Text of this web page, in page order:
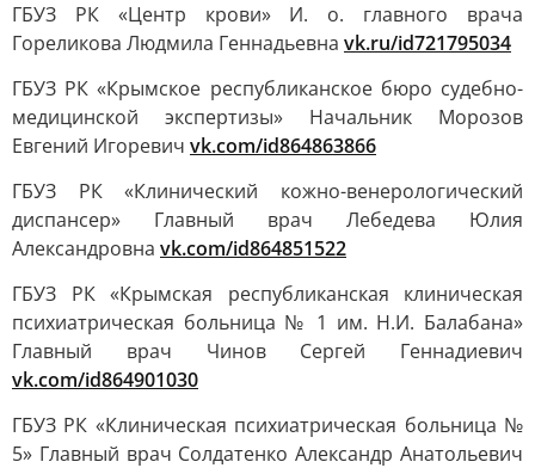
ГБУЗ РК «Центр крови» И. о. главного врача
Гореликова Людмила Геннадьевна vk.ru/id721795034
ГБУЗ РК «Крымское республиканское бюро судебно-
медицинской экспертизы» Начальник Морозов
Евгений Игоревич vk.com/id864863866
ГБУЗ РК «Клинический кожно-венерологический
диспансер» Главный врач Лебедева Юлия
Александровна vk.com/id864851522
ГБУЗ РК «Крымская республиканская клиническая
психиатрическая больница № 1 им. Н.И. Балабана»
Главный врач Чинов Сергей Геннадиевич
vk.com/id864901030
ГБУЗ РК «Клиническая психиатрическая больница №
5» Главный врач Солдатенко Александр Анатольевич